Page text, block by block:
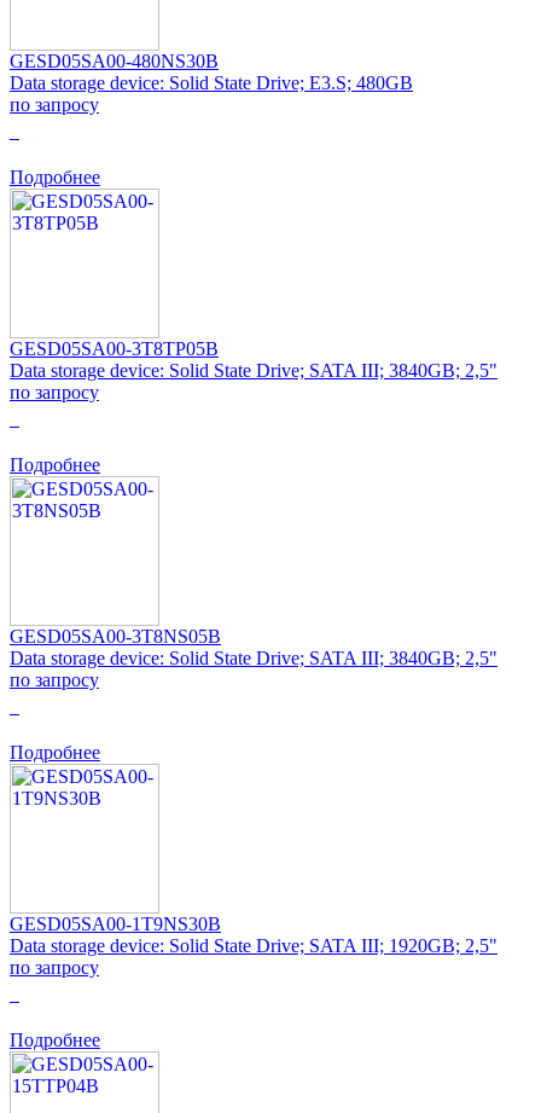
GESD05SA00-480NS30B
Data storage device: Solid State Drive; E3.S; 480GB
по запросу
Подробнее
GESD05SA00-3T8TP05B
Data storage device: Solid State Drive; SATA III; 3840GB; 2,5"
по запросу
Подробнее
GESD05SA00-3T8NS05B
Data storage device: Solid State Drive; SATA III; 3840GB; 2,5"
по запросу
Подробнее
GESD05SA00-1T9NS30B
Data storage device: Solid State Drive; SATA III; 1920GB; 2,5"
по запросу
Подробнее